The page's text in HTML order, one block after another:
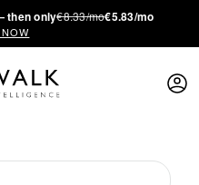
then only€8.33/mo€5.83/mo